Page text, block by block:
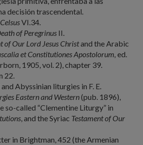
decisión trascendental.
VI.34.
of Peregrinus II.
of Our Lord Jesus Christand the Arabic
et Constitutiones Apostolorum, ed.
1905, vol. 2), chapter 39.
22.
Abyssinian liturgies in F. E.
Eastern and Western(pub. 1896),
so-called “Clementine Liturgy” in
, and the Syriac Testament of Our
in Brightman, 452 (the Armenian